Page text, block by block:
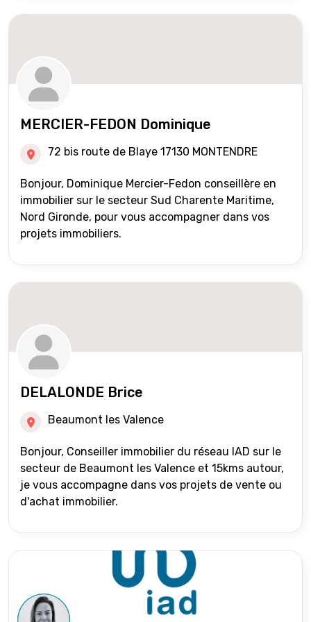
MERCIER-FEDON Dominique
72 bis route de Blaye 17130 MONTENDRE
Bonjour, Dominique Mercier-Fedon conseillère en
immobilier sur le secteur Sud Charente Maritime,
Nord Gironde, pour vous accompagner dans vos
projets immobiliers.
DELALONDE Brice
Beaumont les Valence
Bonjour, Conseiller immobilier du réseau IAD sur le
secteur de Beaumont les Valence et 15kms autour,
je vous accompagne dans vos projets de vente ou
d'achat immobilier.